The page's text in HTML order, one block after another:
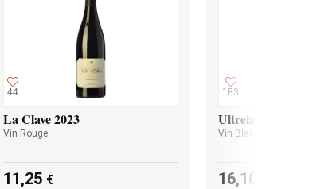
44
La Clave 2023
Vin Rouge
11,25 €
183
Ultreia Godello 2024
Vin Blanc
16,10